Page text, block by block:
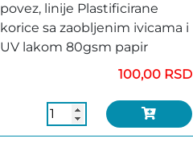
povez, linije Plastificirane
korice sa zaobljenim ivicama i
UV lakom 80gsm papir
100,00 RSD